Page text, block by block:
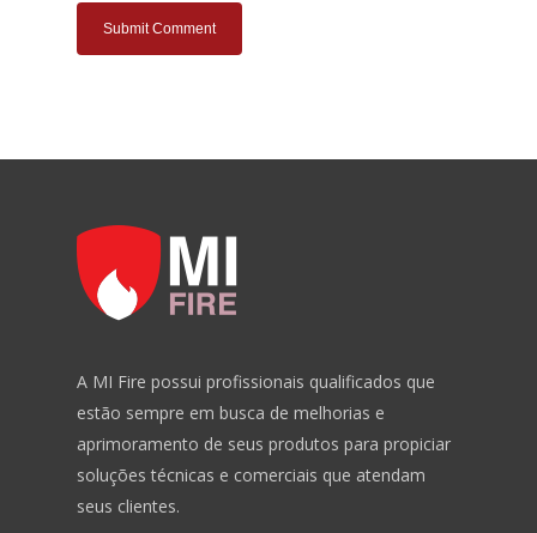
A MI Fire possui profissionais qualificados que
estão sempre em busca de melhorias e
aprimoramento de seus produtos para propiciar
soluções técnicas e comerciais que atendam
seus clientes.